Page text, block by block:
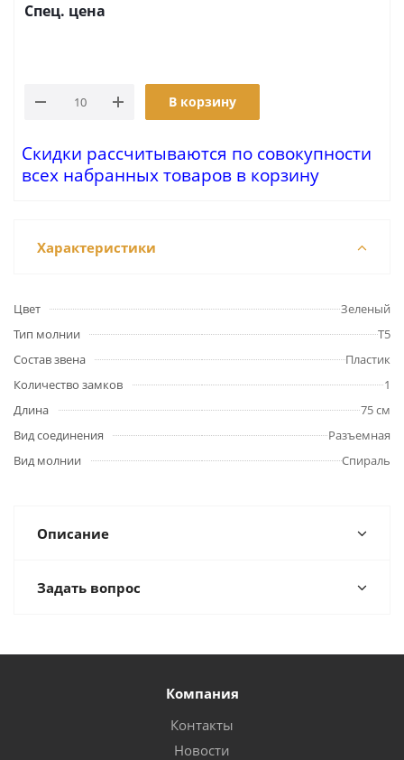
Спец. цена
В корзину
Скидки рассчитываются по совокупности
всех набранных товаров в корзину
Характеристики
Цвет
Зеленый
Тип молнии
Т5
Состав звена
Пластик
Количество замков
1
Длина
75 см
Вид соединения
Разъемная
Вид молнии
Спираль
Описание
Задать вопрос
Компания
Контакты
Новости